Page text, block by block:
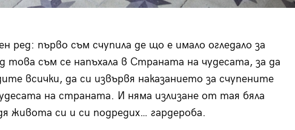
ред: първо съм счупила де що е имало огледало за
това съм се напъхала в Страната на чудесата, за да
всички, да си извървя наказанието за счупените
на страната. И няма излизане от тая бяла
живота си и си подредих… гардероба.